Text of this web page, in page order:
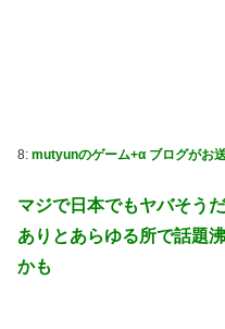
8: mutyunのゲーム+α ブログがお送
マジで日本でもヤバそう
ありとあらゆる所で話題
かも